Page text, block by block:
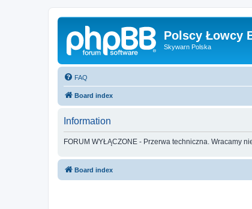
Polscy Łowcy
Skywarn Polska
FAQ
Board index
Information
FORUM WYŁĄCZONE - Przerwa techniczna. Wracamy
Board index